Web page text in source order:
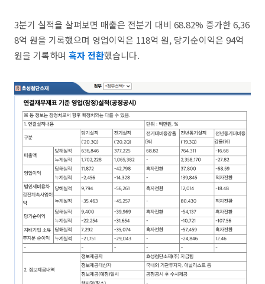
3분기 실적을 살펴보면 매출은 전분기 대비 68.82% 증가한 6,36
8억 원을 기록했으며 영업이익은 118억 원, 당기순이익은 94억
원을 기록하며 흑자 전환했습니다.